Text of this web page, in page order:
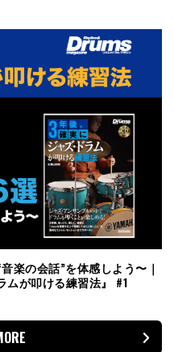
楽の会話”を体感しよう〜｜
ムが叩ける練習法』 #1